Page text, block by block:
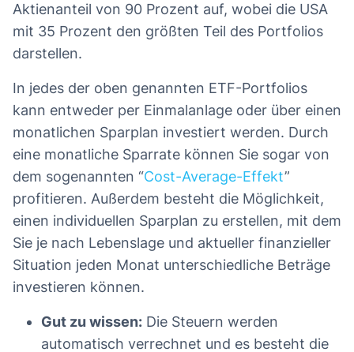
Aktienanteil von 90 Prozent auf, wobei die USA
mit 35 Prozent den größten Teil des Portfolios
darstellen.
In jedes der oben genannten ETF-Portfolios
kann entweder per Einmalanlage oder über einen
monatlichen Sparplan investiert werden. Durch
eine monatliche Sparrate können Sie sogar von
dem sogenannten “Cost-Average-Effekt”
profitieren. Außerdem besteht die Möglichkeit,
einen individuellen Sparplan zu erstellen, mit dem
Sie je nach Lebenslage und aktueller finanzieller
Situation jeden Monat unterschiedliche Beträge
investieren können.
Gut zu wissen: Die Steuern werden
automatisch verrechnet und es besteht die